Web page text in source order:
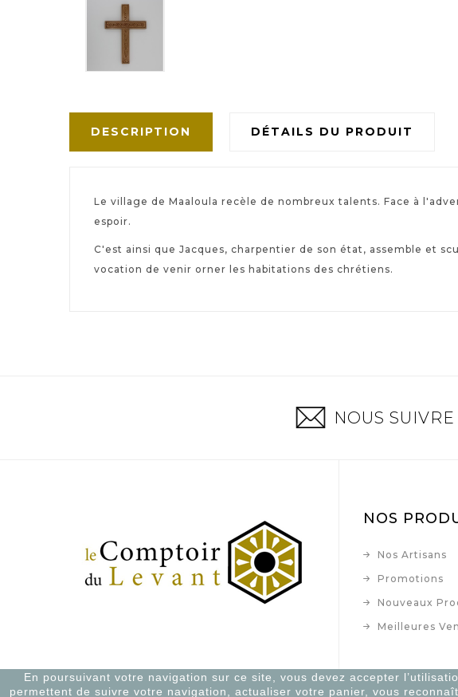
DESCRIPTION DÉTAILS DU PRODUIT
Le village de Maaloula recèle de nombreux talents. Face à
espoir.
C'est ainsi que Jacques, charpentier de son état, assemble et
vocation de venir orner les habitations des chrétiens.
NOUS SUIVRE
NOS
Nos Artisans
Promotions
Nouveaux
Meilleures
En poursuivant votre navigation sur ce site, vous devez accepter
permettent de suivre votre navigation, actualiser votre panier, vous